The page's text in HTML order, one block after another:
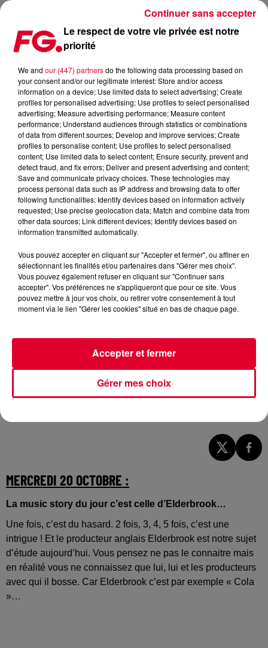
MUSIC STORY DU JOUR : ELDERBROOK
Publié : 20 octobre 2021 à 11h15 par Christophe HUBERT
MERCREDI 20 OCTOBRE :
La music story du jour c’est celle d’Elderbrook…
Une fois, c’est du hasard. 2 fois, 3, 4, 5 fois, c’est une
intrigue ! Et le producteur anglais Elderbrook est notre sujet
d’étude aujourd’hui. Vous pensez ne pas le connaitre mais
en réalité vous ne connaissez que lui, lui et les producteurs
avec qui il bosse. Car Elderbrook c’est par exemple « Cola
»…
Le respect de votre vie privée est notre
priorité
We and our (447) partnersdo the following data processing based on
your consent and/or our legitimate interest: Store and/or access
information on a device; Use limited data to select advertising; Create
profiles for personalised advertising; Use profiles to select personalised
advertising; Measure advertising performance; Measure content
performance; Understand audiences through statistics or combinations
of data from different sources; Develop and improve services; Create
profiles to personalise content; Use profiles to select personalised
content; Use limited data to select content; Ensure security, prevent and
detect fraud, and fix errors; Deliver and present advertising and content;
Save and communicate privacy choices. These technologies may
process personal data such as IP address and browsing data to offer
following functionalities: Identify devices based on information actively
requested; Use precise geolocation data; Match and combine data from
other data sources; Link different devices; Identify devices based on
information transmitted automatically.
Vous pouvez accepter en cliquant sur "Accepter et fermer", ou affiner en
sélectionnant les finalités et/ou partenaires dans "Gérer mes choix".
Vous pouvez également refuser en cliquant sur "Continuer sans
accepter". Vos préférences ne s'appliqueront que pour ce site. Vous
pouvez mettre à jour vos choix, ou retirer votre consentement à tout
moment via le lien "Gérer les cookies" situé en bas de chaque page.
Gérer mes choix
Accepter et fermer
Continuer sans accepter